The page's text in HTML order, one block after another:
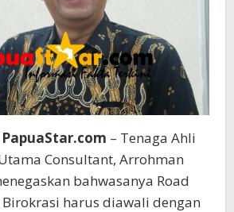
– Tenaga Ahli
Consultant, Arrohman
bahwasanya Road
Birokrasi harus diawali dengan